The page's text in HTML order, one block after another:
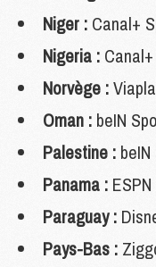
Niger : Canal+
Nigeria :
Norvège :
Oman : beIN
Palestine :
Panama :
Paraguay :
Pays-Bas :